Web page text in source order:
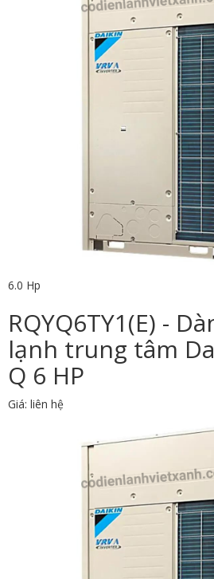
6.0 Hp
RQYQ6TY1(E) -
lạnh trung tâm
Q 6 HP
Giá: liên hệ